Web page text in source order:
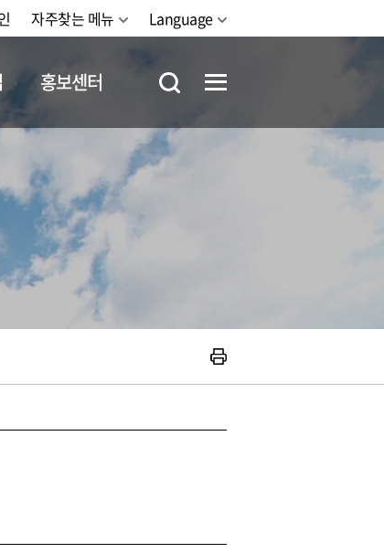
자주찾는 메뉴 Language
홍보센터